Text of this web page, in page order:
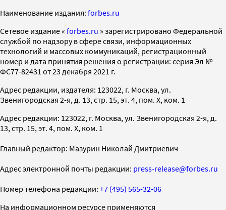
Наименование издания: forbes.ru
Cетевое издание « forbes.ru » зарегистрировано Федеральной
службой по надзору в сфере связи, информационных
технологий и массовых коммуникаций, регистрационный
номер и дата принятия решения о регистрации: серия Эл №
ФС77-82431 от 23 декабря 2021 г.
Адрес редакции, издателя: 123022, г. Москва, ул.
Звенигородская 2-я, д. 13, стр. 15, эт. 4, пом. X, ком. 1
Адрес редакции: 123022, г. Москва, ул. Звенигородская 2-я, д.
13, стр. 15, эт. 4, пом. X, ком. 1
Главный редактор: Мазурин Николай Дмитриевич
Адрес электронной почты редакции: press-release@forbes.ru
Номер телефона редакции: +7 (495) 565-32-06
На информационном ресурсе применяются